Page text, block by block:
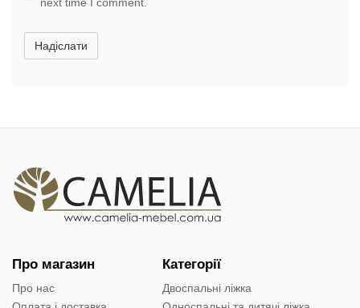
Надіслати
Про магазин
Про нас
Категорії
Двоспальні ліжка